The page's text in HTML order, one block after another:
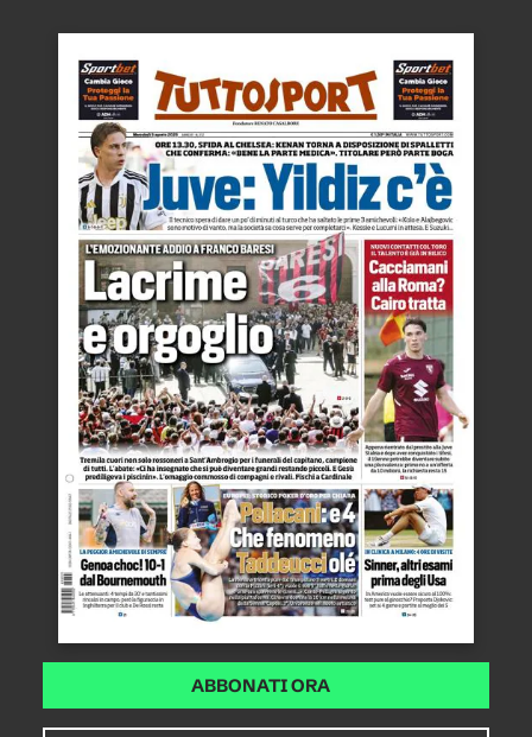
ABBONATI ORA